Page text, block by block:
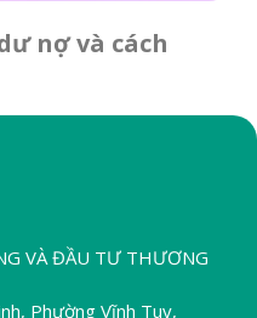
nợ và cách
VÀ ĐẦU TƯ THƯƠNG
Phường Vĩnh Tuy,